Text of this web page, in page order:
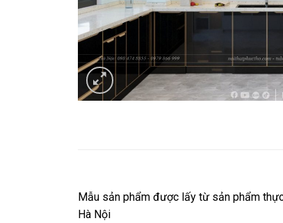
Mẫu sản phẩm được lấy từ sản phẩm
Hà Nội